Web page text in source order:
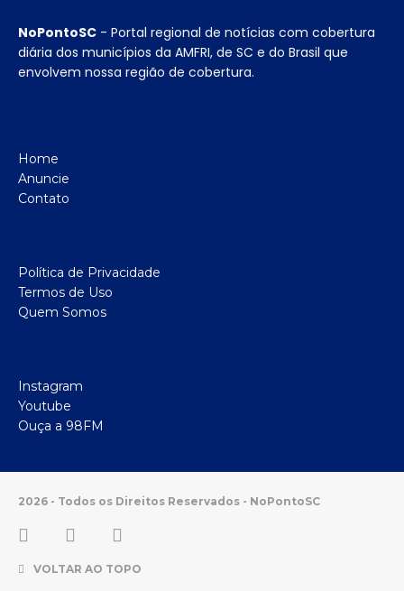
NoPontoSC - Portal regional de notícias com cobertura
diária dos municípios da AMFRI, de SC e do Brasil que
envolvem nossa região de cobertura.
Home
Anuncie
Contato
Política de Privacidade
Termos de Uso
Quem Somos
Instagram
Youtube
Ouça a 98FM
2026 - Todos os Direitos Reservados - NoPontoSC
VOLTAR AO TOPO